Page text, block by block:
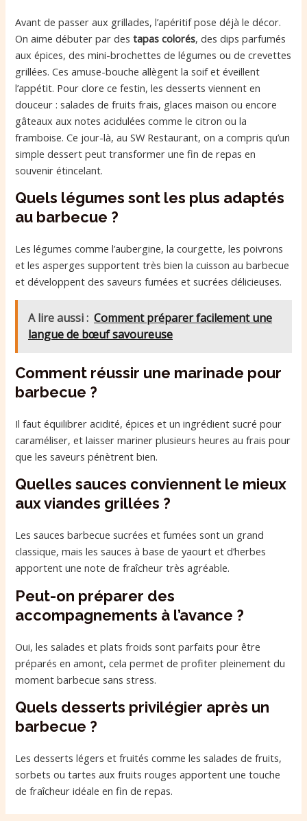
Avant de passer aux grillades, l’apéritif pose déjà le décor.
On aime débuter par destapas colorés, des dips parfumés
aux épices, des mini-brochettes de légumes ou de crevettes
grillées. Ces amuse-bouche allègent la soif et éveillent
l’appétit. Pour clore ce festin, les desserts viennent en
douceur : salades de fruits frais, glaces maison ou encore
gâteaux aux notes acidulées comme le citron ou la
framboise. Ce jour-là, au SW Restaurant, on a compris qu’un
simple dessert peut transformer une fin de repas en
souvenir étincelant.
Quels légumes sont les plus adaptés
au barbecue ?
Les légumes comme l’aubergine, la courgette, les poivrons
et les asperges supportent très bien la cuisson au barbecue
et développent des saveurs fumées et sucrées délicieuses.
A lire aussi : Comment préparer facilement une
langue de bœuf savoureuse
Comment réussir une marinade pour
barbecue ?
Il faut équilibrer acidité, épices et un ingrédient sucré pour
caraméliser, et laisser mariner plusieurs heures au frais pour
que les saveurs pénètrent bien.
Quelles sauces conviennent le mieux
aux viandes grillées ?
Les sauces barbecue sucrées et fumées sont un grand
classique, mais les sauces à base de yaourt et d’herbes
apportent une note de fraîcheur très agréable.
Peut-on préparer des
accompagnements à l’avance ?
Oui, les salades et plats froids sont parfaits pour être
préparés en amont, cela permet de profiter pleinement du
moment barbecue sans stress.
Quels desserts privilégier après un
barbecue ?
Les desserts légers et fruités comme les salades de fruits,
sorbets ou tartes aux fruits rouges apportent une touche
de fraîcheur idéale en fin de repas.